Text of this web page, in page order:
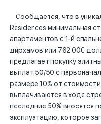
Сообщается, что в
Residences минимальная
апартаментов с 1-й
дирхамов или 762 000
предлагает покупку
выплат 50/50 с
размере 10% от
выплачиваются в ходе
последние 50% вносятся
эксплуатацию, которое